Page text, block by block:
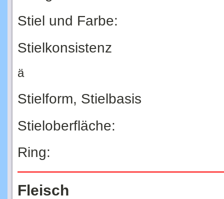
Stiel und Farbe:
Stielkonsistenz
ä
Stielform, Stielbasis
Stieloberfläche:
Ring:
Fleisch